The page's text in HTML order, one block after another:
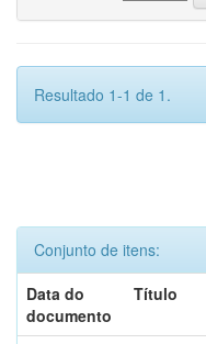
Resultado 1-1 de 1.
Conjunto de itens:
Data do
documento
Título